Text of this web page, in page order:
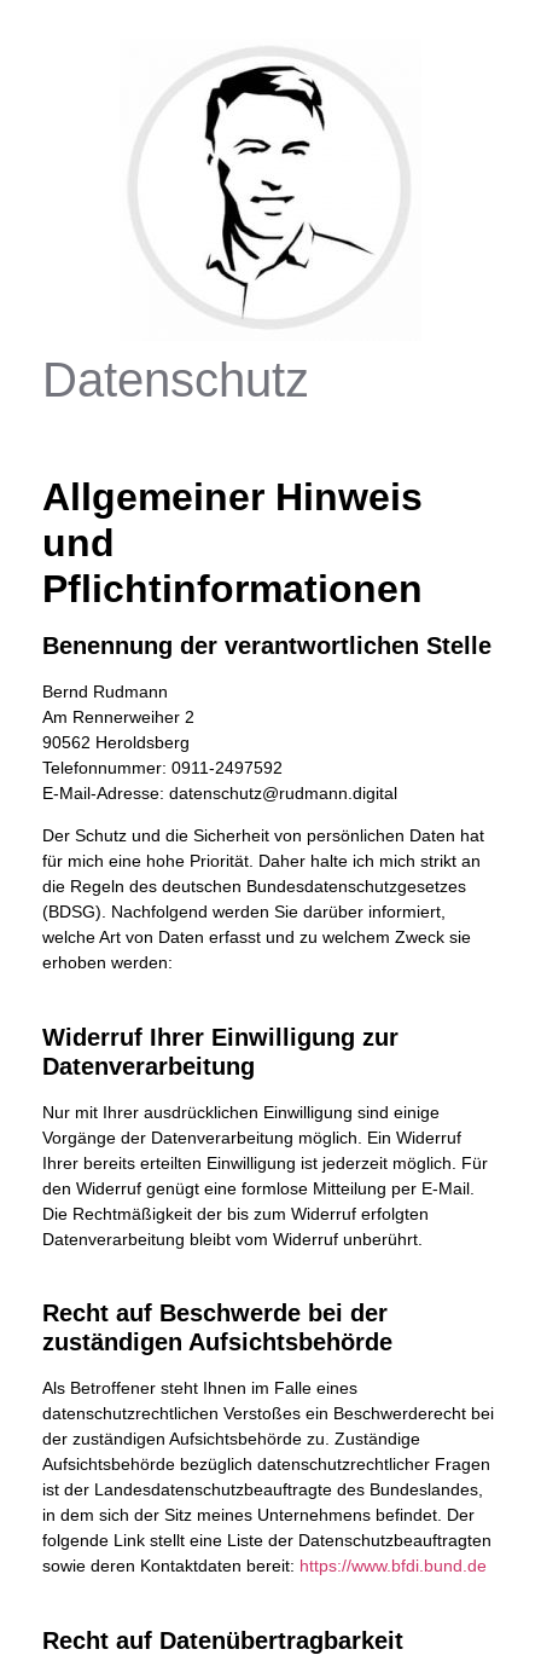
Datenschutz
Allgemeiner Hinweis
und
Pflichtinformationen
Benennung der verantwortlichen Stelle
Bernd Rudmann
Am Rennerweiher 2
90562 Heroldsberg
Telefonnummer: 0911-2497592
E-Mail-Adresse: datenschutz@rudmann.digital
Der Schutz und die Sicherheit von persönlichen Daten hat
für mich eine hohe Priorität. Daher halte ich mich strikt an
die Regeln des deutschen Bundesdatenschutzgesetzes
(BDSG). Nachfolgend werden Sie darüber informiert,
welche Art von Daten erfasst und zu welchem Zweck sie
erhoben werden:
Widerruf Ihrer Einwilligung zur
Datenverarbeitung
Nur mit Ihrer ausdrücklichen Einwilligung sind einige
Vorgänge der Datenverarbeitung möglich. Ein Widerruf
Ihrer bereits erteilten Einwilligung ist jederzeit möglich. Für
den Widerruf genügt eine formlose Mitteilung per E-Mail.
Die Rechtmäßigkeit der bis zum Widerruf erfolgten
Datenverarbeitung bleibt vom Widerruf unberührt.
Recht auf Beschwerde bei der
zuständigen Aufsichtsbehörde
Als Betroffener steht Ihnen im Falle eines
datenschutzrechtlichen Verstoßes ein Beschwerderecht bei
der zuständigen Aufsichtsbehörde zu. Zuständige
Aufsichtsbehörde bezüglich datenschutzrechtlicher Fragen
ist der Landesdatenschutzbeauftragte des Bundeslandes,
in dem sich der Sitz meines Unternehmens befindet. Der
folgende Link stellt eine Liste der Datenschutzbeauftragten
sowie deren Kontaktdaten bereit: https://www.bfdi.bund.de
Recht auf Datenübertragbarkeit